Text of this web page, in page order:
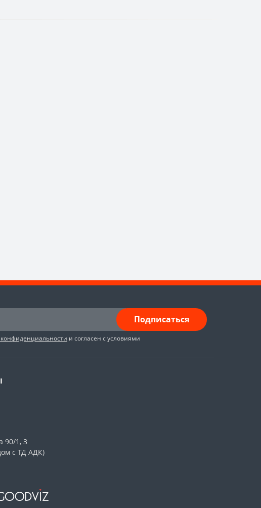
Подписаться
и согласен с условиями
90/1, 3
с ТД АДК)